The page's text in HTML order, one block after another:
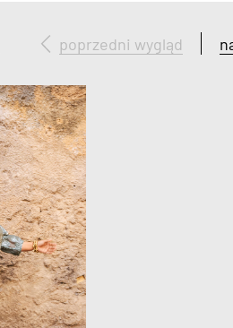
poprzedni wygląd